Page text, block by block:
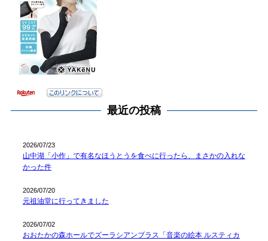
最近の投稿
山中湖「小作」で有名なほうとうを食べに行ったら、まさかの入れな
かった件
2026/07/23
元祖油堂に行ってきました
2026/07/20
おおたかの森ホールでズーラシアンブラス「音楽の絵本 ルスティカ
2026/07/02